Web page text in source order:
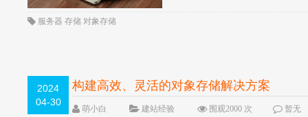
服务器存储对象存储
2024
04-30
构建高效、灵活的对象存储解决方案
萌小白 建站经验 围观2000 次 暂无